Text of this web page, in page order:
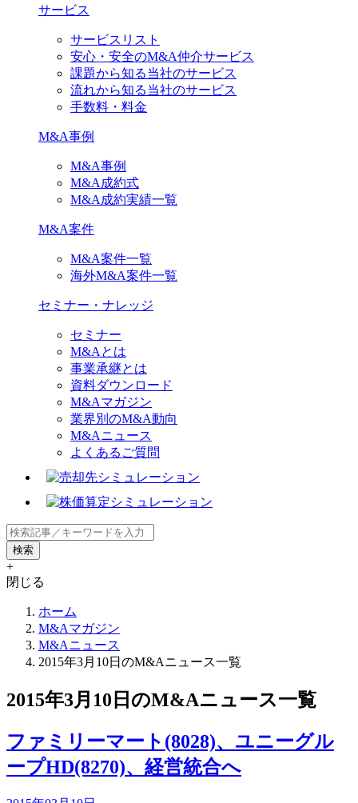
サービス
サービスリスト
安心・安全のM&A仲介サービス
課題から知る当社のサービス
流れから知る当社のサービス
手数料・料金
M&A事例
M&A事例
M&A成約式
M&A成約実績一覧
M&A案件
M&A案件一覧
海外M&A案件一覧
セミナー・ナレッジ
セミナー
M&Aとは
事業承継とは
資料ダウンロード
M&Aマガジン
業界別のM&A動向
M&Aニュース
よくあるご質問
+
閉じる
ホーム
M&Aマガジン
M&Aニュース
2015年3月10日のM&Aニュース一覧
2015年3月10日のM&Aニュース一覧
ファミリーマート(8028)、ユニーグル
ープHD(8270)、経営統合へ